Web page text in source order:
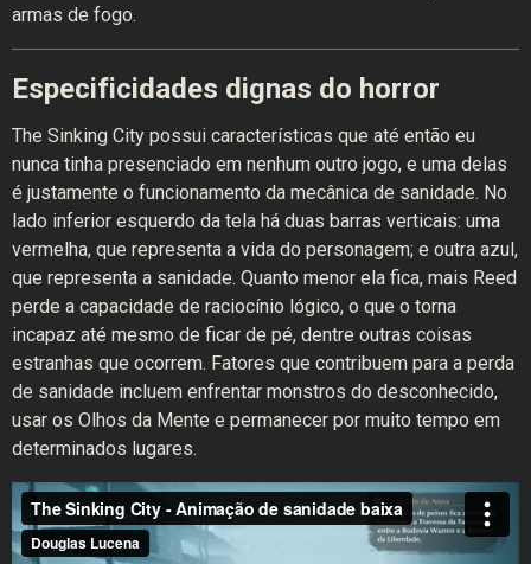
armas de fogo.
Especificidades dignas do horror
The Sinking City possui características que até então eu
nunca tinha presenciado em nenhum outro jogo, e uma delas
é justamente o funcionamento da mecânica de sanidade. No
lado inferior esquerdo da tela há duas barras verticais: uma
vermelha, que representa a vida do personagem; e outra azul,
que representa a sanidade. Quanto menor ela fica, mais Reed
perde a capacidade de raciocínio lógico, o que o torna
incapaz até mesmo de ficar de pé, dentre outras coisas
estranhas que ocorrem. Fatores que contribuem para a perda
de sanidade incluem enfrentar monstros do desconhecido,
usar os Olhos da Mente e permanecer por muito tempo em
determinados lugares.